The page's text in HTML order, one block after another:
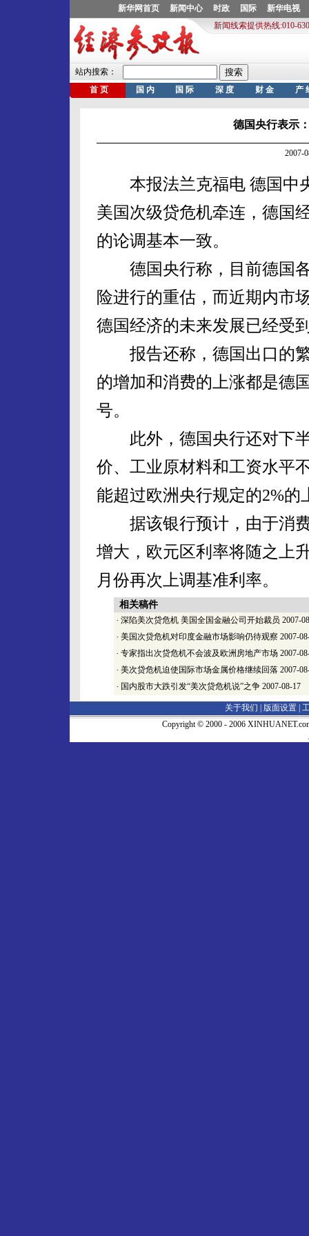
德国央行表示
2007-
本报法兰克福电 德国中
美国次级贷危机牵连，德国
的论调基本一致。
德国央行称，目前德国各
险进行的重估，而近期内市
德国经济的未来发展已经受
报告还称，德国出口的繁
的增加和消费的上涨都是德
号。
此外，德国央行还对下半
价、工业原材料和工资水平
能超过欧洲央行规定的2%的
据该银行预计，由于消费
增大，欧元区利率将随之上
月份再次上调基准利率。
相关稿件
· 深陷美次贷危机 美国全国金融公司开始裁员 2007-
· 美国次贷危机对印度金融市场影响仍待观察 2007-
· 专家指出次贷危机不会波及欧洲房地产市场 2007-
· 美次贷危机迫使国际市场金属价格继续回落 2007-
· 国内股市大跌引发“美次贷危机说”之争 2007-08-17
关于我们 | 版面设置
Copyright © 2000 - 2006